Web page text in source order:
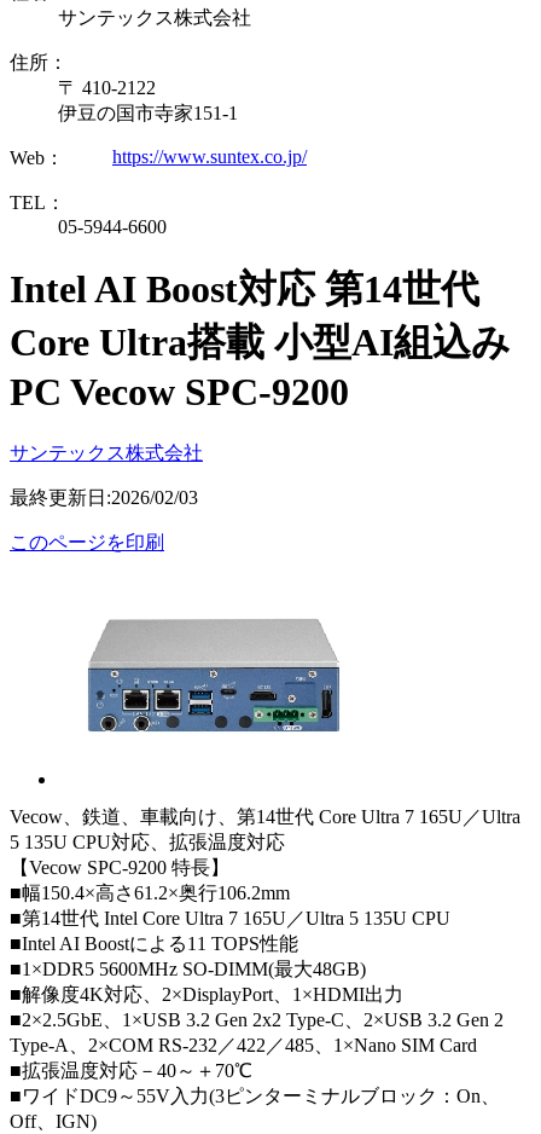
サンテックス株式会社
住所：
〒 410-2122
伊豆の国市寺家151-1
Web： https://www.suntex.co.jp/
TEL：
05-5944-6600
Intel AI Boost対応 第14世代
Core Ultra搭載 小型AI組込み
PC Vecow SPC-9200
サンテックス株式会社
最終更新日:2026/02/03
このページを印刷
Vecow、鉄道、車載向け、第14世代 Core Ultra 7 165U／Ultra
5 135U CPU対応、拡張温度対応
【Vecow SPC-9200 特長】
■幅150.4×高さ61.2×奥行106.2mm
■第14世代 Intel Core Ultra 7 165U／Ultra 5 135U CPU
■Intel AI Boostによる11 TOPS性能
■1×DDR5 5600MHz SO-DIMM(最大48GB)
■解像度4K対応、2×DisplayPort、1×HDMI出力
■2×2.5GbE、1×USB 3.2 Gen 2x2 Type-C、2×USB 3.2 Gen 2
Type-A、2×COM RS-232／422／485、1×Nano SIM Card
■拡張温度対応－40～＋70℃
■ワイドDC9～55V入力(3ピンターミナルブロック：On、
Off、IGN)